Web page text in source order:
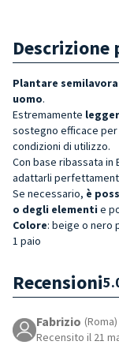
Plantare
uomo.
Estremamente
sostegno efficace
condizioni di utilizzo.
Con base ribassata in
adattarli
Se necessario, è
o degli elementi e
Colore: beige o nero
1 paio
Recensioni
Fabrizio (Roma)
Recensito il 21